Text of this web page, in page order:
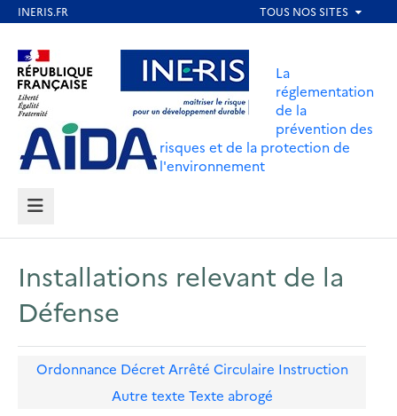
contenu
principal
Aller au contenu Aller au menu
Aller au pied de page
La
réglementation
de la
prévention des
risques et de la protection de
l'environnement
MENU
Installations relevant de la
Défense
Ordonnance Décret Arrêté Circulaire Instruction
Autre texte Texte abrogé